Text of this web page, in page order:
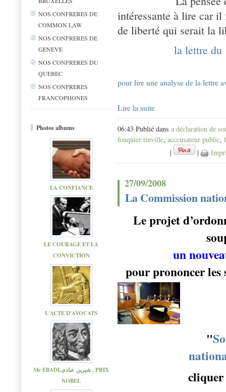
NOS CONFRERES DE
COMMON LAW
NOS CONFRERES DE
GENEVE
NOS CONFRERES DU
QUEBEC
NOS CONFRERES
FRANCOPHONES
Photos albums
LA CONFIANCE
LE COURAGE ET LA
CONVICTION
L'ACTE D'AVOCATS
Me EBADI,شیرین عبادی , PRIX
NOBEL
intéressante à lire car
de liberté qui serait la
la lettre du
pour lire une analyse de la lettre
Lire la suite
06:43 Publié dans a déclaration de
fouquier tinville, acccusateur public,
|
|
27/09/2008
La Commission
Le projet
un
pour prononcer les
"